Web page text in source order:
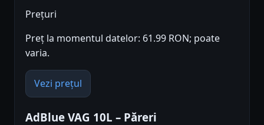
Prețuri
Preț la momentul datelor: 61.99 RON; poate
varia.
Vezi prețul
AdBlue VAG 10L – Păreri